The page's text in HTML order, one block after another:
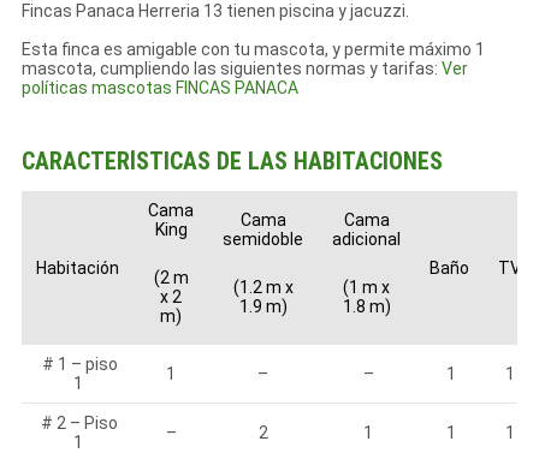
Fincas Panaca Herreria 13 tienen piscina y jacuzzi.
Esta finca es amigable con tu mascota, y permite máximo 1
mascota, cumpliendo las siguientes normas y tarifas: Ver
políticas mascotas FINCAS PANACA
CARACTERÍSTICAS DE LAS HABITACIONES
Habitación
Cama
King
(2 m
x 2
m)
Cama
semidoble
(1.2 m x
1.9 m)
Cama
adicional
(1 m x
1.8 m)
Baño TV
# 1 – piso
1
1 – – 1 1
# 2 – Piso
1
– 2 1 1 1